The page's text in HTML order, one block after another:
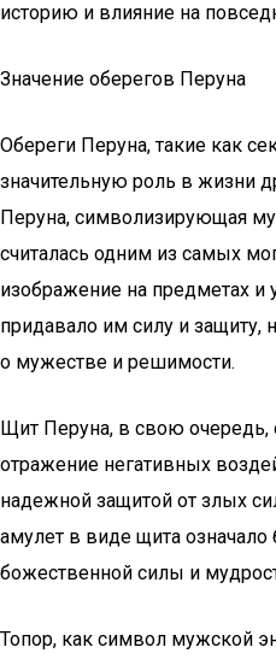
историю и влияние на
Значение оберегов Перуна
Обереги Перуна, такие как
значительную роль в жизни
Перуна, символизирующая
считалась одним из самых
изображение на предметах и
придавало им силу и
о мужестве и решимости.
Щит Перуна, в свою очередь,
отражение негативных
надежной защитой от злых
амулет в виде щита
божественной силы и
Топор, как символ мужской